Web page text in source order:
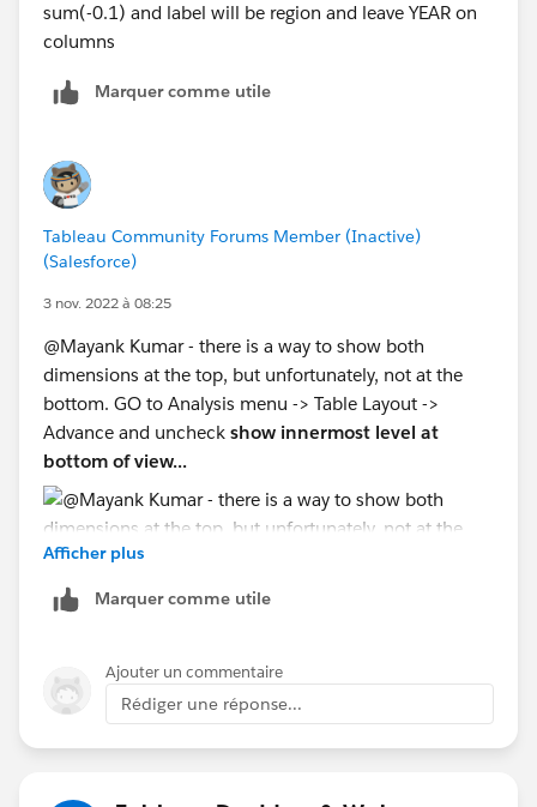
sum(-0.1) and label will be region and leave YEAR on
columns
Marquer comme utile
Tableau Community Forums Member (Inactive)
(Salesforce)
3 nov. 2022 à 08:25
@Mayank Kumar​ - there is a way to show both
dimensions at the top, but unfortunately, not at the
bottom. GO to Analysis menu -> Table Layout ->
Advance and uncheck show innermost level at
bottom of view...
Afficher plus
Marquer comme utile
Ajouter un commentaire
Rédiger une réponse...